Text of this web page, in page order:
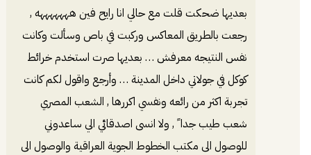
بعديها ضحكت قلت مع حالي انا رايح فين هههههههه ,
رجعت بالطريق المعاكس وركبت في باص وسألت وكانت
نفس النتيجه معرفش … بعديها صرت استخدم خرائط
كوكل في جولاتي داخل المدينة … وأرجع واقول لكم كانت
تجربة اكثر من رائعه ونفسي اكررها , الشعب المصري
شعب طيب جدا ً , ولا انسى اصدقائي الي ساعدوني
للوصول الى مكتب الخطوط الجوية العراقية والوصول الى